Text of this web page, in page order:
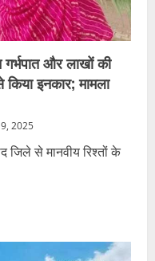
और लाखों की
इनकार; मामला
2025
जिले से मानवीय रिश्तों के